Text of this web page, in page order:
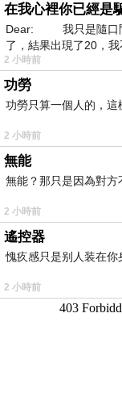
在我心裡你已經是
Dear: 我只是隨口問
了，結果出現了20，
2 小時前
功勞
功勞只算一個人的，這
2 小時前
無能
無能？那只是因為對方
2 小時前
遙控器
愧疚感只是别人装在你
2 小時前